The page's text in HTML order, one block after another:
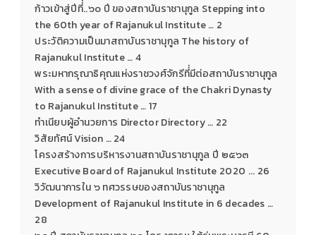
ก้าวเข้าสู่ปีที่่..๖๐ ปี ของสถาบันราชานุกูล Stepping into
the 60th year of Rajanukul Institute … 2
ประวัติความเป็นมาสถาบันราชานุกูล The history of
Rajanukul Institute … 4
พระมหากรุณาธิคุณแห่งราชวงศ์จักรีที่่มีต่อสถาบันราชานุกูล
With a sense of divine grace of the Chakri Dynasty
to Rajanukul Institute … 17
ทำเนียบผู้อำนวยการ Director Directory … 22
วิสัยทัศน์ Vision … 24
โครงสร้างการบริหารงานสถาบันราชานุกูล ปี ๒๕๖๓
Executive Board of Rajanukul Institute 2020 ... 26
วิวัฒนาการใน ๖ ทศวรรษของสถาบันราชานุกูล
Development of Rajanukul Institute in 6 decades …
28